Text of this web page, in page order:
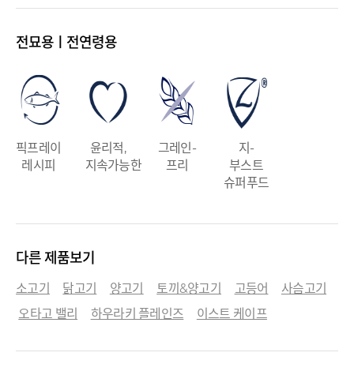
전묘용ㅣ전연령용
픽프레이
레시피
윤리적,
지속가능한
그레인-
프리
지-
부스트
슈퍼푸드
다른 제품보기
소고기 닭고기 양고기 토끼&양고기 고등어
사슴고기
오타고 밸리
하우라키 플레인즈 이스트 케이프